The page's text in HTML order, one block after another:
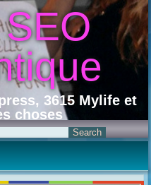
3615 Mylife et
choses